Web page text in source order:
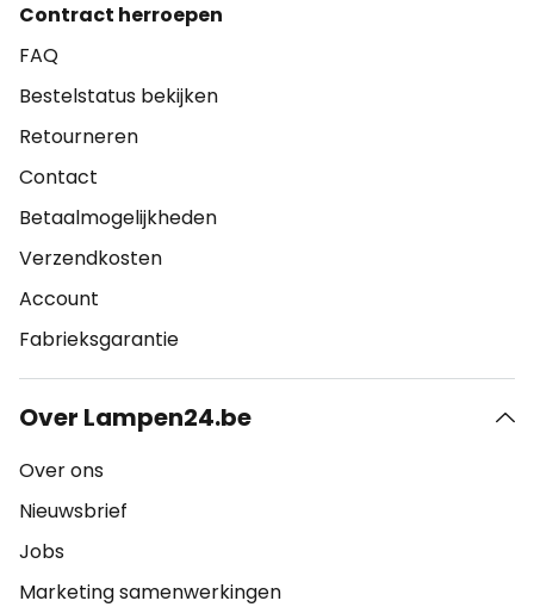
Contract herroepen
FAQ
Bestelstatus bekijken
Retourneren
Contact
Betaalmogelijkheden
Verzendkosten
Account
Fabrieksgarantie
Over Lampen24.be
Over ons
Nieuwsbrief
Jobs
Marketing samenwerkingen